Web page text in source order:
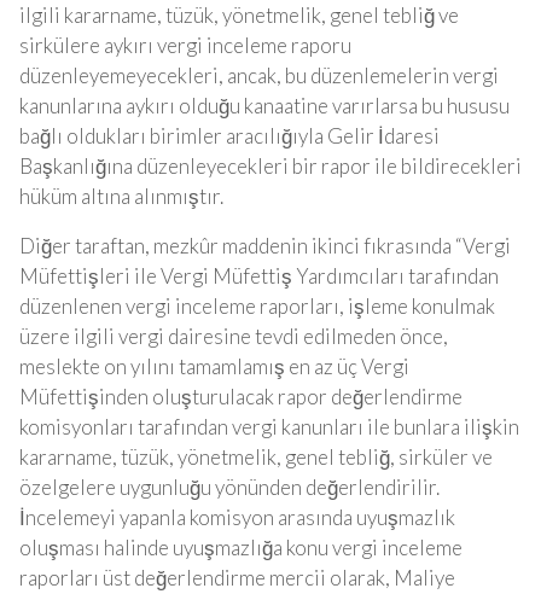
ilgili kararname, tüzük, yönetmelik, genel tebliğ ve
sirkülere aykırı vergi inceleme raporu
düzenleyemeyecekleri, ancak, bu düzenlemelerin vergi
kanunlarına aykırı olduğu kanaatine varırlarsa bu hususu
bağlı oldukları birimler aracılığıyla Gelir İdaresi
Başkanlığına düzenleyecekleri bir rapor ile bildirecekleri
hüküm altına alınmıştır.
Diğer taraftan, mezkûr maddenin ikinci fıkrasında “Vergi
Müfettişleri ile Vergi Müfettiş Yardımcıları tarafından
düzenlenen vergi inceleme raporları, işleme konulmak
üzere ilgili vergi dairesine tevdi edilmeden önce,
meslekte on yılını tamamlamış en az üç Vergi
Müfettişinden oluşturulacak rapor değerlendirme
komisyonları tarafından vergi kanunları ile bunlara ilişkin
kararname, tüzük, yönetmelik, genel tebliğ, sirküler ve
özelgelere uygunluğu yönünden değerlendirilir.
İncelemeyi yapanla komisyon arasında uyuşmazlık
oluşması halinde uyuşmazlığa konu vergi inceleme
raporları üst değerlendirme mercii olarak, Maliye